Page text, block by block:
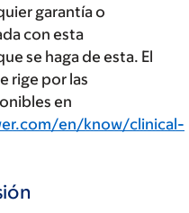
garantía o
con esta
se haga de esta. El
rige por las
en
en/know/clinical-